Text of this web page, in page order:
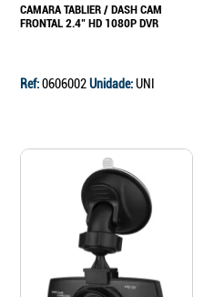
CAMARA TABLIER / DASH CAM
FRONTAL 2.4" HD 1080P DVR
Ref:0606002Unidade:UNI